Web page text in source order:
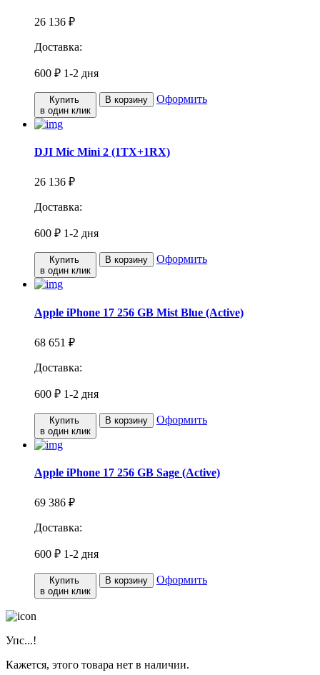
26 136 ₽
Доставка:
600 ₽ 1-2 дня
Купить
в один клик
В корзину Оформить
DJI Mic Mini 2 (1TX+1RX)
26 136 ₽
Доставка:
600 ₽ 1-2 дня
Купить
в один клик
В корзину Оформить
Apple iPhone 17 256 GB Mist Blue (Active)
68 651 ₽
Доставка:
600 ₽ 1-2 дня
Купить
в один клик
В корзину Оформить
Apple iPhone 17 256 GB Sage (Active)
69 386 ₽
Доставка:
600 ₽ 1-2 дня
Купить
в один клик
В корзину Оформить
Упс...!
Кажется, этого товара нет в наличии.